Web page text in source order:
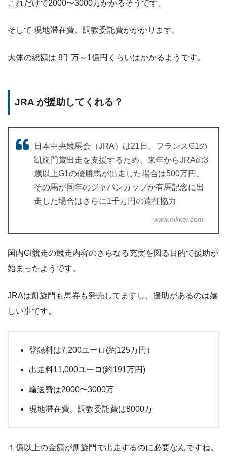
これだけで2000〜3000万かかるそうです。
そして 現地滞在費、調教委託費がかかります。
大体の総額は 8千万～1億円くらいはかかるようです。
JRA が援助してくれる？
日本中央競馬会（JRA）は21日、フランスG1の
凱旋門賞出走を支援するため、来年からJRAの3
歳以上G1の優勝馬が出走した場合は500万円、
その馬が同年のジャパンカップか有馬記念に出
走した場合はさらに1千万円の遠征協力
www.nikkei.com
国内GI競走の競走内容のさらなる充実を図る目的で援助が
始まったようです。
JRAは凱旋門も馬券も発売してますし、援助があるのは嬉
しい事です。
登録料は7,200ユーロ(約125万円）
出走料11,000ユーロ(約191万円)
輸送費は2000〜3000万
現地滞在費、調教委託費は8000万
１億以上の金額が凱旋門で出走するのに必要なんですね。